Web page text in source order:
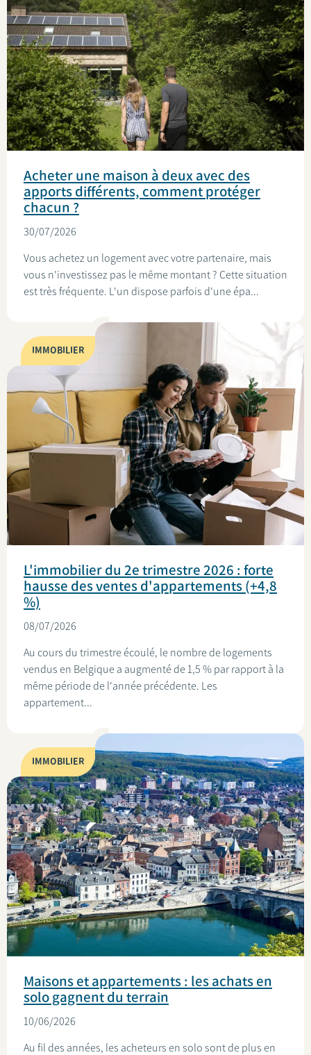
Acheter une maison à deux avec des
apports différents, comment protéger
chacun ?
30/07/2026
Vous achetez un logement avec votre partenaire, mais
vous n'investissez pas le même montant ? Cette situation
est très fréquente. L'un dispose parfois d'une épa...
IMMOBILIER
L'immobilier du 2e trimestre 2026 : forte
hausse des ventes d'appartements (+4,8
%)
08/07/2026
Au cours du trimestre écoulé, le nombre de logements
vendus en Belgique a augmenté de 1,5 % par rapport à la
même période de l'année précédente. Les
appartement...
IMMOBILIER
Maisons et appartements : les achats en
solo gagnent du terrain
10/06/2026
Au fil des années, les acheteurs en solo sont de plus en